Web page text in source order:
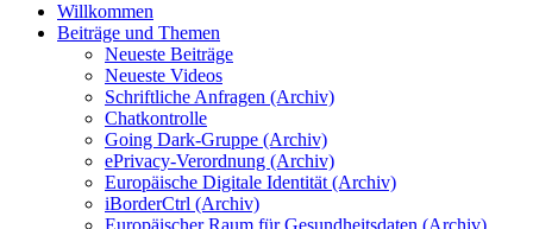
Willkommen
Beiträge und Themen
Neueste Beiträge
Neueste Videos
Schriftliche Anfragen (Archiv)
Chatkontrolle
Going Dark-Gruppe (Archiv)
ePrivacy-Verordnung (Archiv)
Europäische Digitale Identität (Archiv)
iBorderCtrl (Archiv)
Europäischer Raum für Gesundheitsdaten (Archiv)